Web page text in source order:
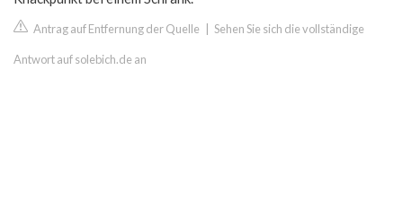
Antrag auf Entfernung der Quelle Sehen Sie sich die vollständige
Antwort auf solebich.de an